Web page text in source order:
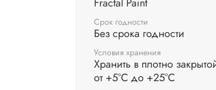
интереснее и "сложнее".
Срок годности
Без срока годности
Условия хранения
Хранить в плотно
от +5°С до +25°С